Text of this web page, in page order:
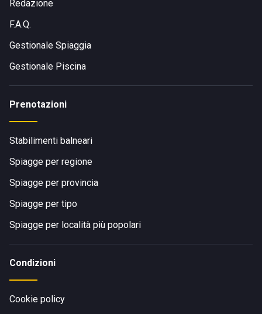
Redazione
F.A.Q.
Gestionale Spiaggia
Gestionale Piscina
Prenotazioni
Stabilimenti balneari
Spiagge per regione
Spiagge per provincia
Spiagge per tipo
Spiagge per località più popolari
Condizioni
Cookie policy